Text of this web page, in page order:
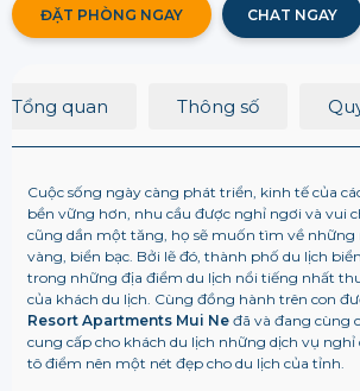
ĐẶT PHÒNG NGAY CHAT NGAY
Tổng quan Thông số
Cuộc sống ngày càng phát triển, kinh tế của
bền vững hơn, nhu cầu được nghỉ ngơi và vui
cũng dần một tăng, họ sẽ muốn tìm về những
vàng, biển bạc. Bởi lẽ đó, thành phố du lịch
trong những địa điểm du lịch nổi tiếng nhất
của khách du lịch. Cùng đồng hành trên con
Resort Apartments Mui Neđã và đang cùng
cung cấp cho khách du lịch những dịch vụ
tô điểm nên một nét đẹp cho du lịch của tỉnh.